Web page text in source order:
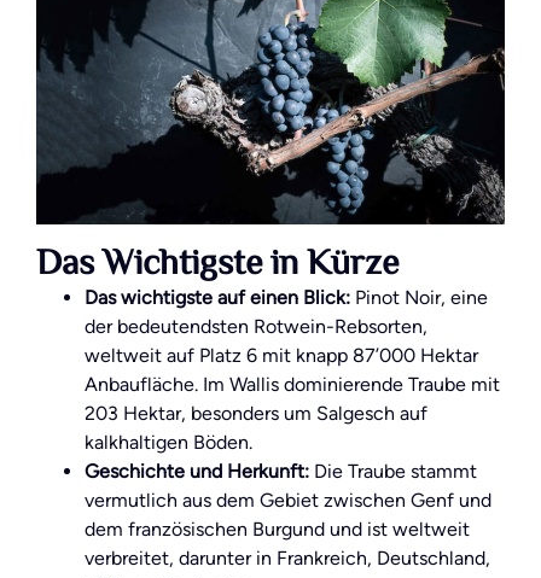
Das Wichtigste in Kürze
Das wichtigste auf einen Blick: Pinot Noir, eine
der bedeutendsten Rotwein-Rebsorten,
weltweit auf Platz 6 mit knapp 87’000 Hektar
Anbaufläche. Im Wallis dominierende Traube mit
203 Hektar, besonders um Salgesch auf
kalkhaltigen Böden.
Geschichte und Herkunft: Die Traube stammt
vermutlich aus dem Gebiet zwischen Genf und
dem französischen Burgund und ist weltweit
verbreitet, darunter in Frankreich, Deutschland,